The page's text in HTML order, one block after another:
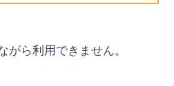
がら利用できません。